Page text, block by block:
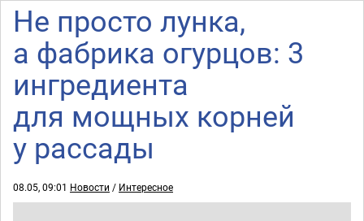
Не просто лунка,
а фабрика огурцов: 3
ингредиента
для мощных корней
у рассады
08.05, 09:01 Новости / Интересное